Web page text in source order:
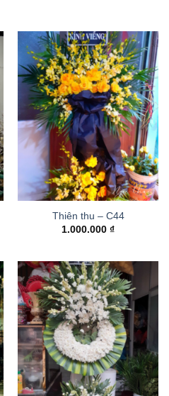
Thiên thu – C44
1.000.000 ₫